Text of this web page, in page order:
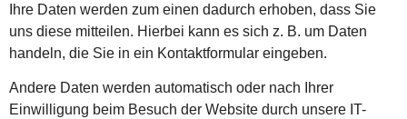
Ihre Daten werden zum einen dadurch erhoben, dass Sie
uns diese mitteilen. Hierbei kann es sich z. B. um Daten
handeln, die Sie in ein Kontaktformular eingeben.
Andere Daten werden automatisch oder nach Ihrer
Einwilligung beim Besuch der Website durch unsere IT-